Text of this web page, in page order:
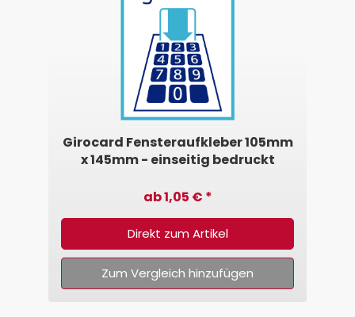
Girocard Fensteraufkleber 105mm
x 145mm - einseitig bedruckt
ab 1,05 € *
Direkt zum Artikel
Zum Vergleich hinzufügen